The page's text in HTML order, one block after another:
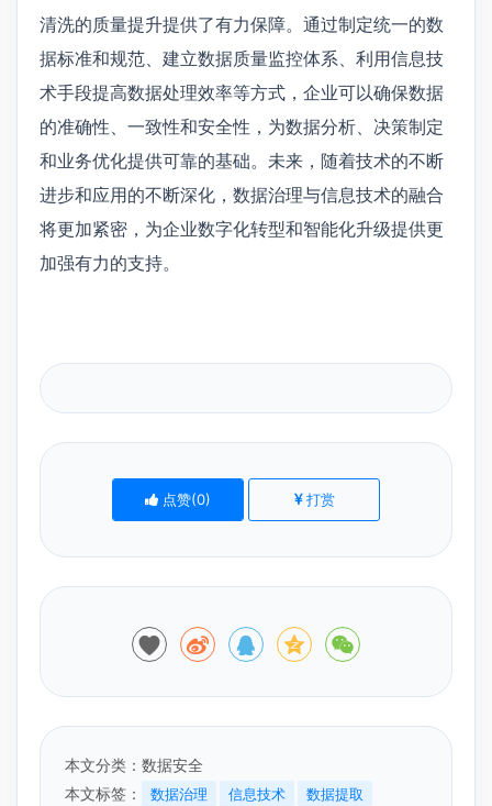
清洗的质量提升提供了有力保障。通过制定统一的数
据标准和规范、建立数据质量监控体系、利用信息技
术手段提高数据处理效率等方式，企业可以确保数据
的准确性、一致性和安全性，为数据分析、决策制定
和业务优化提供可靠的基础。未来，随着技术的不断
进步和应用的不断深化，数据治理与信息技术的融合
将更加紧密，为企业数字化转型和智能化升级提供更
加强有力的支持。
点赞(0) 打赏
本文分类： 数据安全
本文标签：
数据治理 信息技术
数据提取